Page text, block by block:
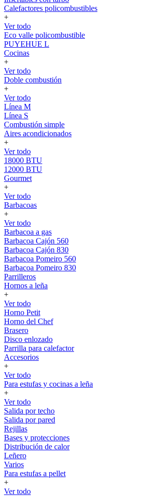
Calefactores policombustibles
+
Ver todo
Eco valle policombustible
PUYEHUE L
Cocinas
+
Ver todo
Doble combustión
+
Ver todo
Línea M
Línea S
Combustión simple
Aires acondicionados
+
Ver todo
18000 BTU
12000 BTU
Gourmet
+
Ver todo
Barbacoas
+
Ver todo
Barbacoa a gas
Barbacoa Cajón 560
Barbacoa Cajón 830
Barbacoa Pomeiro 560
Barbacoa Pomeiro 830
Parrilleros
Hornos a leña
+
Ver todo
Horno Petit
Horno del Chef
Brasero
Disco enlozado
Parrilla para calefactor
Accesorios
+
Ver todo
Para estufas y cocinas a leña
+
Ver todo
Salida por techo
Salida por pared
Rejillas
Bases y protecciones
Distribución de calor
Leñero
Varios
Para estufas a pellet
+
Ver todo